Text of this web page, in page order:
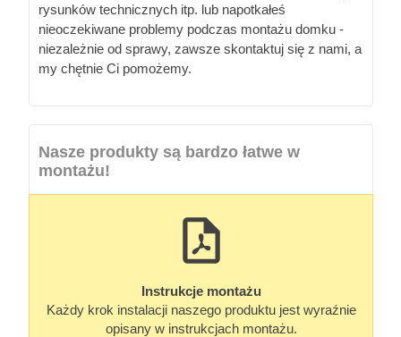
rysunków technicznych itp. lub napotkałeś
nieoczekiwane problemy podczas montażu domku -
niezależnie od sprawy, zawsze skontaktuj się z nami, a
my chętnie Ci pomożemy.
Nasze produkty są bardzo łatwe w
montażu!
Instrukcje montażu
Każdy krok instalacji naszego produktu jest wyraźnie
opisany w instrukcjach montażu.